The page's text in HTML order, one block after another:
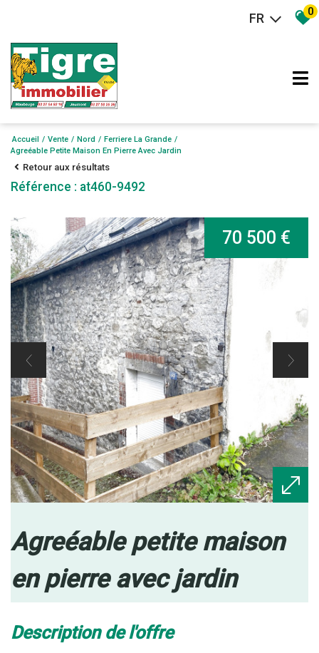
FR 0
Accueil Vente Nord
Ferriere La Grande
Agreéable Petite Maison En Pierre Avec Jardin
Retour aux résultats
Référence : at460-9492
70 500 €
agreéable petite maison
en pierre avec jardin
description de l'offre